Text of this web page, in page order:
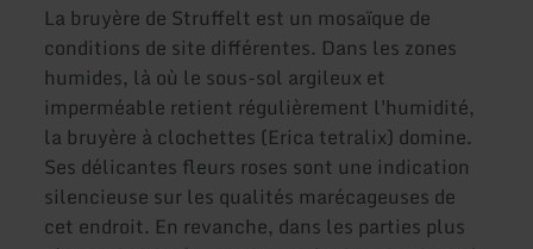
La bruyère de Struffelt est un mosaïque de
conditions de site différentes. Dans les zones
humides, là où le sous-sol argileux et
imperméable retient régulièrement l'humidité,
la bruyère à clochettes (Erica tetralix) domine.
Ses délicantes fleurs roses sont une indication
silencieuse sur les qualités marécageuses de
cet endroit. En revanche, dans les parties plus